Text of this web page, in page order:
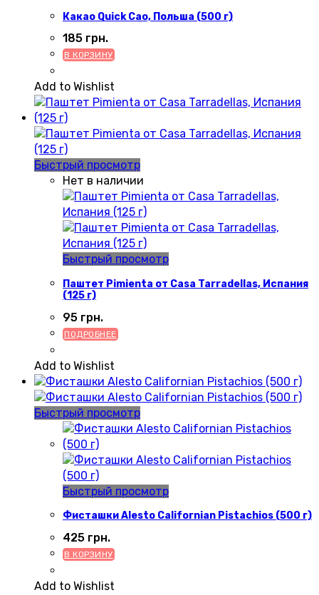
Какао Quick Cao, Польша (500 г)
185 грн.
В КОРЗИНУ
Add to Wishlist
Быстрый просмотр
Нет в наличии
Быстрый просмотр
Паштет Pimienta от Casa Tarradellas, Испания
(125 г)
95 грн.
ПОДРОБНЕЕ
Add to Wishlist
Быстрый просмотр
Быстрый просмотр
Фисташки Alesto Californian Pistachios (500 г)
425 грн.
В КОРЗИНУ
Add to Wishlist